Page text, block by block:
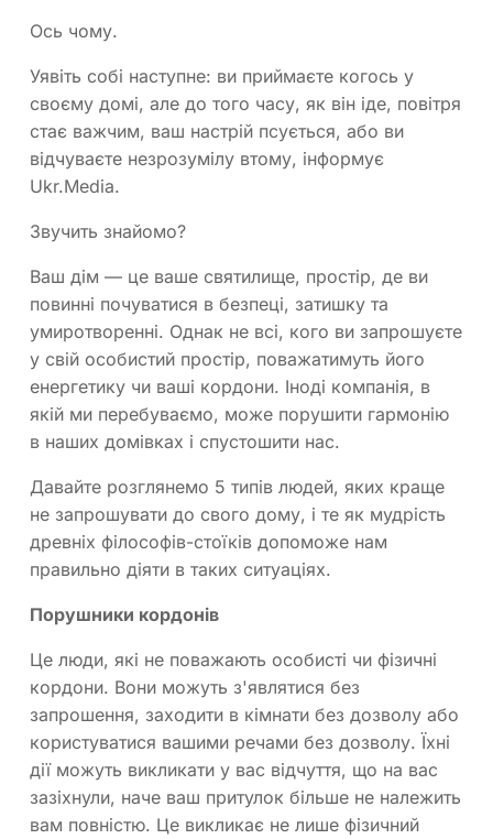
Ось чому.
Уявіть собі наступне: ви приймаєте когось у
своєму домі, але до того часу, як він іде, повітря
стає важчим, ваш настрій псується, або ви
відчуваєте незрозумілу втому, інформує
Ukr.Media.
Звучить знайомо?
Ваш дім — це ваше святилище, простір, де ви
повинні почуватися в безпеці, затишку та
умиротворенні. Однак не всі, кого ви запрошуєте
у свій особистий простір, поважатимуть його
енергетику чи ваші кордони. Іноді компанія, в
якій ми перебуваємо, може порушити гармонію
в наших домівках і спустошити нас.
Давайте розглянемо 5 типів людей, яких краще
не запрошувати до свого дому, і те як мудрість
древніх філософів-стоїків допоможе нам
правильно діяти в таких ситуаціях.
Порушники кордонів
Це люди, які не поважають особисті чи фізичні
кордони. Вони можуть з'являтися без
запрошення, заходити в кімнати без дозволу або
користуватися вашими речами без дозволу. Їхні
дії можуть викликати у вас відчуття, що на вас
зазіхнули, наче ваш притулок більше не належить
вам повністю. Це викликає не лише фізичний